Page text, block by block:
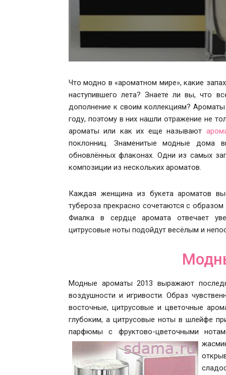
Что модно в «ароматном мире», какие
наступившего лета? Знаете ли вы, что
дополнение к своим коллекциям?
году, поэтому в них нашли отражение не
ароматы или как их еще называют
поклонниц. Знаменитые модные дома
обновлённых флаконах. Одни из самых
композиции из нескольких ароматов.
Каждая женщина из букета ароматов
тубероза прекрасно сочетаются с
Фиалка в сердце аромата отвечает
цитрусовые ноты подойдут весёлым и
Модные ароматы 2013 выражают
воздушности и игривости. Образ
восточные, цитрусовые и цветочные
глубоким, а цитрусовые ноты в шлейфе
парфюмы с фруктово-цветочными